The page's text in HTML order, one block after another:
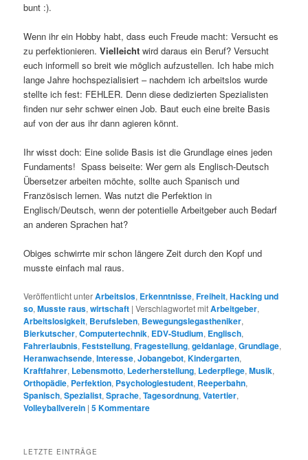
bunt :).
Wenn ihr ein Hobby habt, dass euch Freude macht: Versucht es
zu perfektionieren.Vielleicht wird daraus ein Beruf? Versucht
euch informell so breit wie möglich aufzustellen. Ich habe mich
lange Jahre hochspezialisiert – nachdem ich arbeitslos wurde
stellte ich fest: FEHLER. Denn diese dedizierten Spezialisten
finden nur sehr schwer einen Job. Baut euch eine breite Basis
auf von der aus ihr dann agieren könnt.
Ihr wisst doch: Eine solide Basis ist die Grundlage eines jeden
Fundaments! Spass beiseite: Wer gern als Englisch-Deutsch
Übersetzer arbeiten möchte, sollte auch Spanisch und
Französisch lernen. Was nutzt die Perfektion in
Englisch/Deutsch, wenn der potentielle Arbeitgeber auch Bedarf
an anderen Sprachen hat?
Obiges schwirrte mir schon längere Zeit durch den Kopf und
musste einfach mal raus.
Veröffentlicht unterArbeitslos, Erkenntnisse,Freiheit,Hacking und
so,Musste raus,wirtschaft |Verschlagwortet mitArbeitgeber,
Arbeitslosigkeit, Berufsleben, Bewegungslegastheniker,
Bierkutscher,Computertechnik, EDV-Studium, Englisch,
Fahrerlaubnis,Feststellung,Fragestellung,geldanlage,Grundlage,
Heranwachsende,Interesse,Jobangebot,Kindergarten,
Kraftfahrer, Lebensmotto, Lederherstellung, Lederpflege,Musik,
Orthopädie, Perfektion, Psychologiestudent, Reeperbahn,
Spanisch,Spezialist,Sprache,Tagesordnung,Vatertier,
Volleyballverein |5Kommentare
LETZTE EINTRÄGE